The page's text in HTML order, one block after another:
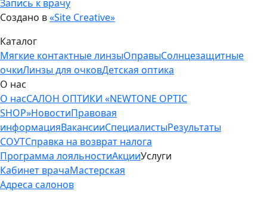
Запись к врачу
Создано в«Site Creative»
Каталог
Мягкие контактные линзыОправыСолнцезащитные
очкиЛинзы для очковДетская оптика
О нас
О насСАЛОН ОПТИКИ «NEWTONE OPTIC
SHOP»НовостиПравовая
информацияВакансииСпециалистыРезультаты
СОУТСправка на возврат налога
Программа лояльностиАкцииУслуги
Кабинет врачаМастерская
Адреса салонов